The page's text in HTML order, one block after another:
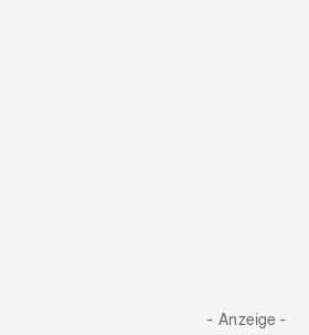
- Anzeige -